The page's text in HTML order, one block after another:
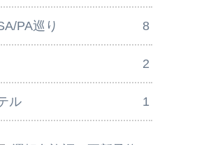
PA巡り 8
2
ル 1